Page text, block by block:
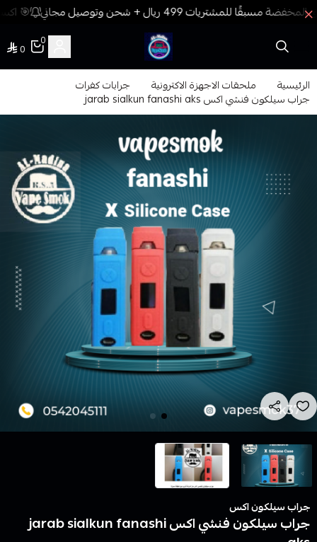
🎯
فيب المدينة
0
0
الرئيسية ملحقات الاجهزة الاكترونية جرابات كفرات
جراب سيلكون فنشي اكس jarab sialkun fanashi aks
جراب سيلكون اكس
جراب سيلكون فنشي اكس jarab sialkun fanashi